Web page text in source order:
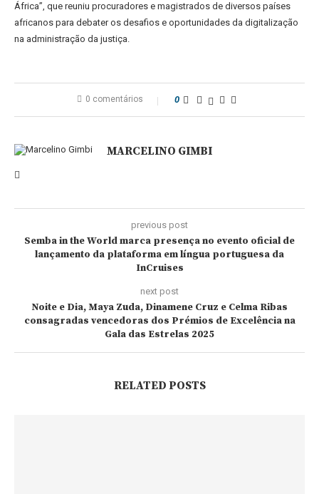
África”, que reuniu procuradores e magistrados de diversos países
africanos para debater os desafios e oportunidades da digitalização
na administração da justiça.
0 comentários 0
MARCELINO GIMBI
previous post
Semba in the World marca presença no evento oficial de
lançamento da plataforma em língua portuguesa da
InCruises
next post
Noite e Dia, Maya Zuda, Dinamene Cruz e Celma Ribas
consagradas vencedoras dos Prémios de Excelência na
Gala das Estrelas 2025
RELATED POSTS